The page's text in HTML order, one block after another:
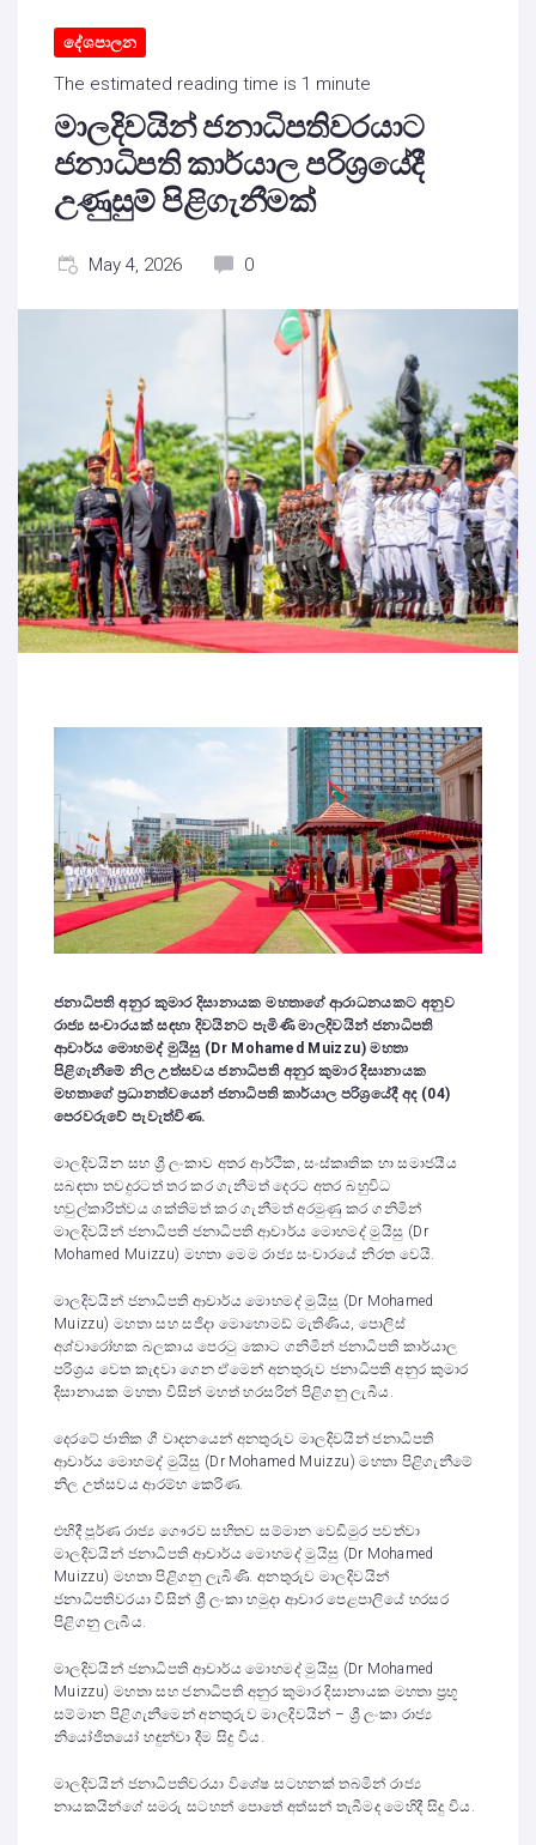
දේශපාලන
The estimated reading time is 1 minute
මාලදිවයින් ජනාධිපතිවරයාට
ජනාධිපති කාර්යාල පරිශ්‍රයේදී
උණුසුම් පිළිගැනීමක්
May 4, 2026 0
ජනාධිපති අනුර කුමාර දිසානායක මහතාගේ ආරාධනයකට අනුව
රාජ්‍ය සංචාරයක් සඳහා දිවයිනට පැමිණි මාලදිවයින් ජනාධිපති
ආචාර්ය මොහමද් මුයිසු (Dr Mohamed Muizzu) මහතා
පිළිගැනීමේ නිල උත්සවය ජනාධිපති අනුර කුමාර දිසානායක
මහතාගේ ප්‍රධානත්වයෙන් ජනාධිපති කාර්යාල පරිශ්‍රයේදී අද (04)
පෙරවරුවේ පැවැත්විණ.
මාලදිවයින සහ ශ්‍රී ලංකාව අතර ආර්ථික, සංස්කෘතික හා සමාජයීය
සබඳතා තවදුරටත් තර කර ගැනීමත් දෙරට අතර බහුවිධ
හවුල්කාරිත්වය ශක්තිමත් කර ගැනීමත් අරමුණු කර ගනිමින්
මාලදිවයින් ජනාධිපති ජනාධිපති ආචාර්ය මොහමද් මුයිසු (Dr
Mohamed Muizzu) මහතා මෙම රාජ්‍ය සංචාරයේ නිරත වෙයි.
මාලදිවයින් ජනාධිපති ආචාර්ය මොහමද් මුයිසු (Dr Mohamed
Muizzu) මහතා සහ සජිදා මොහොමඩ් මැතිණිය, පොලිස්
අශ්වාරෝහක බලකාය පෙරටු කොට ගනිමින් ජනාධිපති කාර්යාල
පරිශ්‍රය වෙත කැඳවා ගෙන ඒමෙන් අනතුරුව ජනාධිපති අනුර කුමාර
දිසානායක මහතා විසින් මහත් හරසරින් පිළිගනු ලැබීය.
දෙරටේ ජාතික ගී වාදනයෙන් අනතුරුව මාලදිවයින් ජනාධිපති
ආචාර්ය මොහමද් මුයිසු (Dr Mohamed Muizzu) මහතා පිළිගැනීමේ
නිල උත්සවය ආරම්භ කෙරිණ.
එහිදී පූර්ණ රාජ්‍ය ගෞරව සහිතව සම්මාන වෙඩිමුර පවත්වා
මාලදිවයින් ජනාධිපති ආචාර්ය මොහමද් මුයිසු (Dr Mohamed
Muizzu) මහතා පිළිගනු ලැබිණි. අනතුරුව මාලදිවයින්
ජනාධිපතිවරයා විසින් ශ්‍රී ලංකා හමුදා ආචාර පෙළපාලියේ හරසර
පිළිගනු ලැබීය.
මාලදිවයින් ජනාධිපති ආචාර්ය මොහමද් මුයිසු (Dr Mohamed
Muizzu) මහතා සහ ජනාධිපති අනුර කුමාර දිසානායක මහතා ප්‍රභූ
සම්මාන පිළිගැනීමෙන් අනතුරුව මාලදිවයින් – ශ්‍රී ලංකා රාජ්‍ය
නියෝජිතයෝ හඳුන්වා දීම සිදු විය.
මාලදිවයින් ජනාධිපතිවරයා විශේෂ සටහනක් තබමින් රාජ්‍ය
නායකයින්ගේ සමරු සටහන් පොතේ අත්සන් තැබීමද මෙහිදී සිදු විය.